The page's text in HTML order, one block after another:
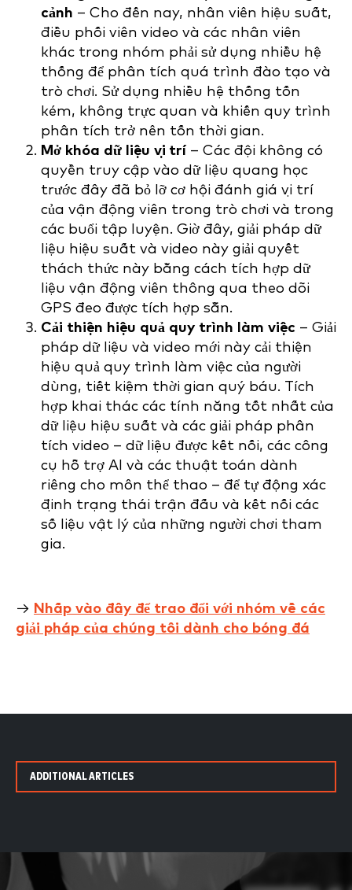
cảnh – Cho đến nay, nhân viên hiệu suất,
điều phối viên video và các nhân viên
khác trong nhóm phải sử dụng nhiều hệ
thống để phân tích quá trình đào tạo và
trò chơi. Sử dụng nhiều hệ thống tốn
kém, không trực quan và khiến quy trình
phân tích trở nên tốn thời gian.
Mở khóa dữ liệu vị trí – Các đội không có
quyền truy cập vào dữ liệu quang học
trước đây đã bỏ lỡ cơ hội đánh giá vị trí
của vận động viên trong trò chơi và trong
các buổi tập luyện. Giờ đây, giải pháp dữ
liệu hiệu suất và video này giải quyết
thách thức này bằng cách tích hợp dữ
liệu vận động viên thông qua theo dõi
GPS đeo được tích hợp sẵn.
Cải thiện hiệu quả quy trình làm việc – Giải
pháp dữ liệu và video mới này cải thiện
hiệu quả quy trình làm việc của người
dùng, tiết kiệm thời gian quý báu. Tích
hợp khai thác các tính năng tốt nhất của
dữ liệu hiệu suất và các giải pháp phân
tích video – dữ liệu được kết nối, các công
cụ hỗ trợ AI và các thuật toán dành
riêng cho môn thể thao – để tự động xác
định trạng thái trận đấu và kết nối các
số liệu vật lý của những người chơi tham
gia.
→ Nhấp vào đây để trao đổi với nhóm về các
giải pháp của chúng tôi dành cho bóng đá
ADDITIONAL ARTICLES